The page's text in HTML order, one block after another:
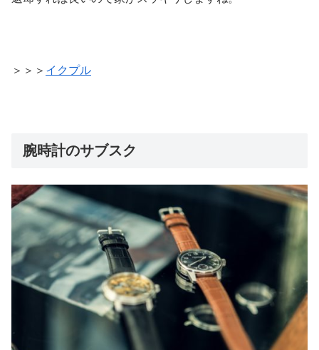
＞＞＞ イクプル
腕時計のサブスク